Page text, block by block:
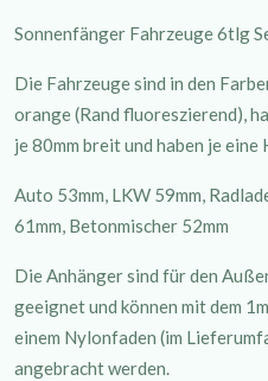
Sonnenfänger Fahrzeuge 6tlg
Die Fahrzeuge sind in den
orange (Rand fluoreszierend),
je 80mm breit und haben je eine
Auto 53mm, LKW 59mm,
61mm, Betonmischer 52mm
Die Anhänger sind für den
geeignet und können mit dem
einem Nylonfaden (im
angebracht werden.